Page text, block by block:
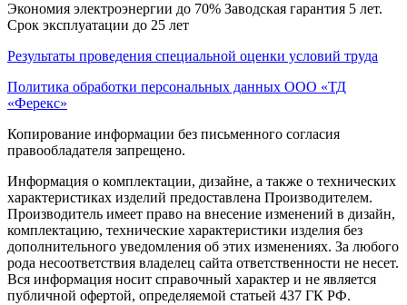
Экономия электроэнергии до 70% Заводская гарантия 5 лет.
Срок эксплуатации до 25 лет
Результаты проведения специальной оценки условий труда
Политика обработки персональных данных ООО «ТД
«Ферекс»
Копирование информации без письменного согласия
правообладателя запрещено.
Информация о комплектации, дизайне, а также о технических
характеристиках изделий предоставлена Производителем.
Производитель имеет право на внесение изменений в дизайн,
комплектацию, технические характеристики изделия без
дополнительного уведомления об этих изменениях. За любого
рода несоответствия владелец сайта ответственности не несет.
Вся информация носит справочный характер и не является
публичной офертой, определяемой статьей 437 ГК РФ.